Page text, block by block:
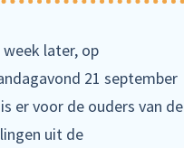
week later, op
21 september
is er voor de ouders van de
uit de